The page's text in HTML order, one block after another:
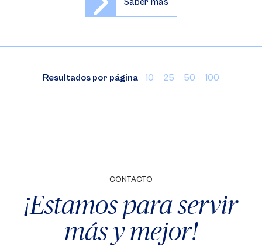
Resultados por página 10 25 50 100
CONTACTO
¡Estamos para servir
más y mejor!